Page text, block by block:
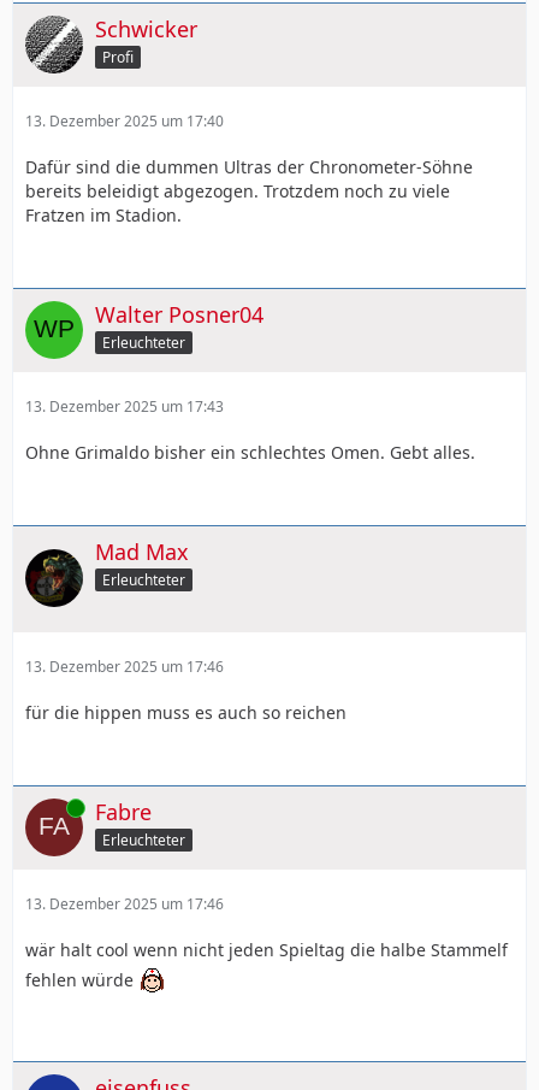
Schwicker
Profi
13. Dezember 2025 um 17:40
Dafür sind die dummen Ultras der Chronometer-Söhne
bereits beleidigt abgezogen. Trotzdem noch zu viele
Fratzen im Stadion.
Walter Posner04
Erleuchteter
13. Dezember 2025 um 17:43
Ohne Grimaldo bisher ein schlechtes Omen. Gebt alles.
Mad Max
Erleuchteter
13. Dezember 2025 um 17:46
für die hippen muss es auch so reichen
Online Fabre
Erleuchteter
13. Dezember 2025 um 17:46
wär halt cool wenn nicht jeden Spieltag die halbe Stammelf
fehlen würde